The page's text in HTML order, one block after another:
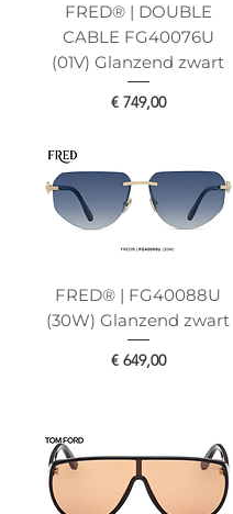
FRED® | DOUBLE
CABLE FG40076U
(01V) Glanzend zwart
Prijs
€ 749,00
FRED® | FG40088U
(30W) Glanzend zwart
Prijs
€ 649,00